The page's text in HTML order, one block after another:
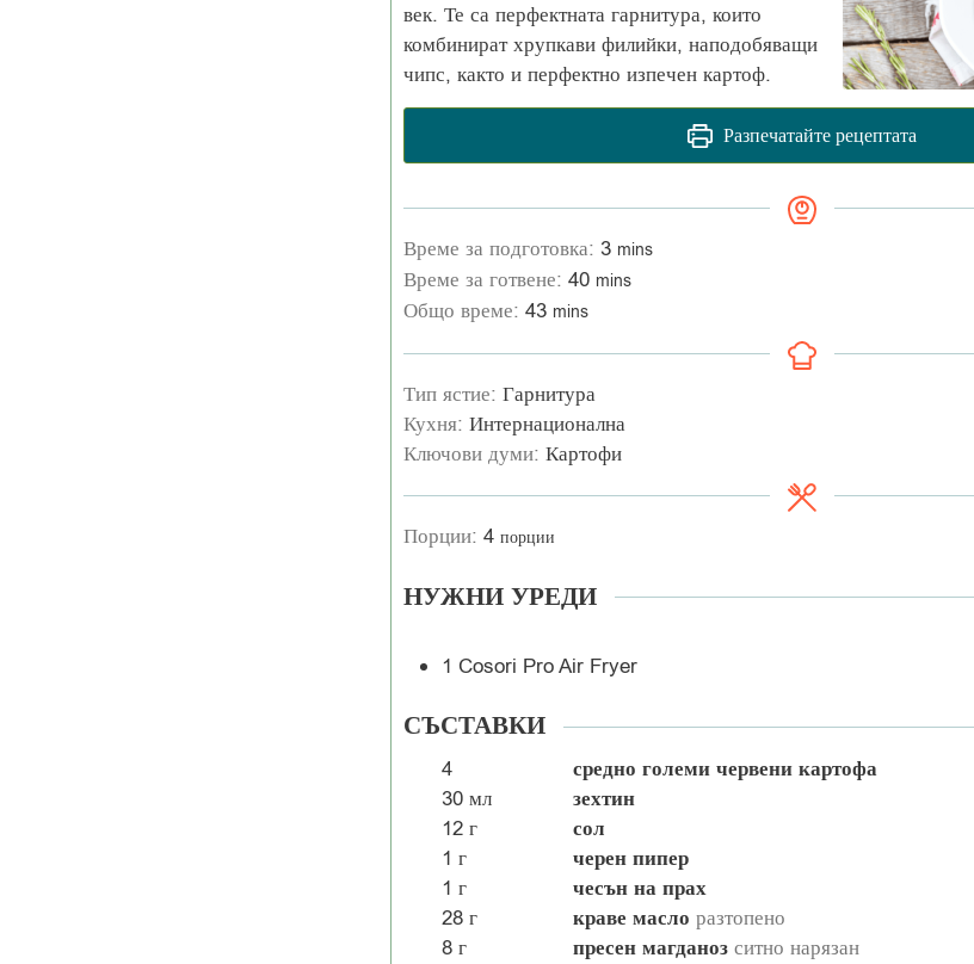
век. Те са перфектната гарнитура, които
комбинират хрупкави филийки, наподобяващи
чипс, както и перфектно изпечен картоф.
Разпечатайте рецептата
Време за подготовка: 3 mins
Време за готвене: 40 mins
Общо време: 43 mins
Тип ястие: Гарнитура
Кухня: Интернационална
Ключови думи: Картофи
Порции: 4 порции
НУЖНИ УРЕДИ
1 Cosori Pro Air Fryer
СЪСТАВКИ
4 средно големи червени картофа
30 мл зехтин
12 г сол
1 г черен пипер
1 г чесън на прах
28 г краве масло разтопено
8 г пресен магданоз ситно нарязан